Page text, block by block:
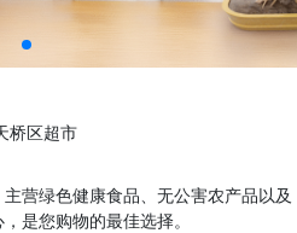
桥区超市
营绿色健康食品、无公害农产品以及
是您购物的最佳选择。